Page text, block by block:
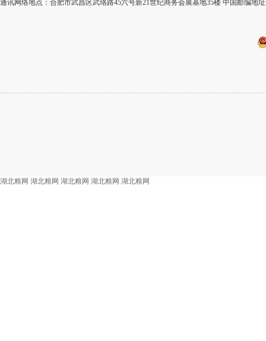
通讯网络地点：合肥市武昌区武珞路45六号新21世纪商务会展基地35楼 中国邮编地
湖北粮网 湖北粮网 湖北粮网 湖北粮网 湖北粮网